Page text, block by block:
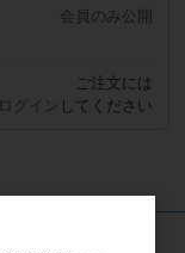
会員のみ公開
ご注文には
ログイン してください